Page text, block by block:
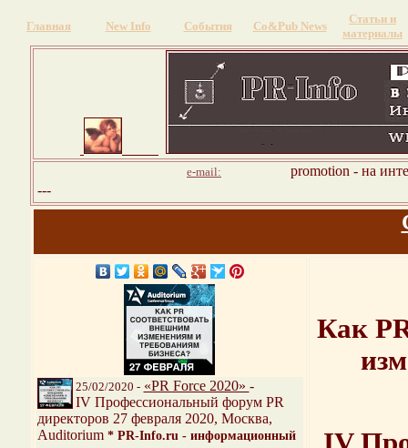
Главная New Info События Со&Pub News
Статьи и
материалы
e-mail:
promotion - на
---
25/02/2020 - «PR Force 2020» -
IV Профессиональный форум PR
директоров 27 февраля 2020, Москва,
Auditorium * PR-Info.ru - информационный
Как